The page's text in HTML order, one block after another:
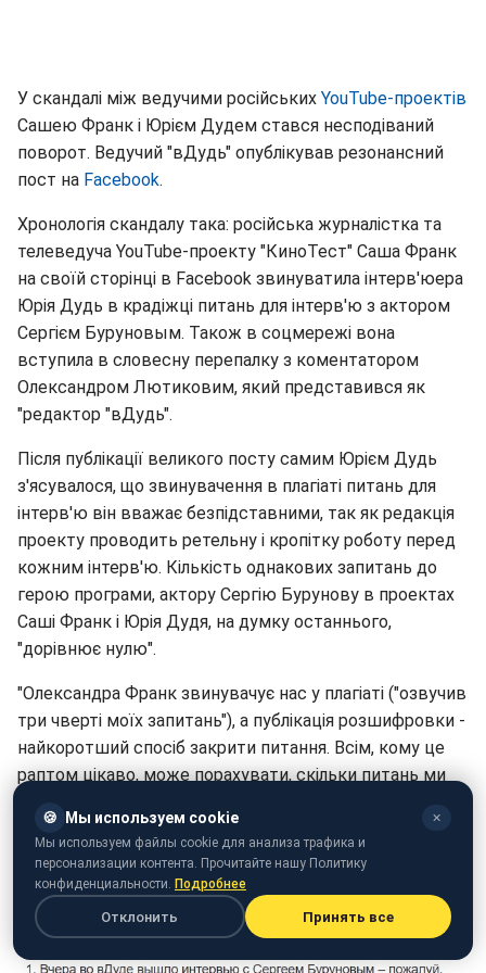
У скандалі між ведучими російських YouTube-проектів
Сашею Франк і Юрієм Дудем стався несподіваний
поворот. Ведучий "вДудь" опублікував резонансний
пост на Facebook.
Хронологія скандалу така: російська журналістка та
телеведуча YouTube-проекту "КиноТест" Саша Франк
на своїй сторінці в Facebook звинуватила інтерв'юера
Юрія Дудь в крадіжці питань для інтерв'ю з актором
Сергієм Буруновым. Також в соцмережі вона
вступила в словесну перепалку з коментатором
Олександром Лютиковим, який представився як
"редактор "вДудь".
Після публікації великого посту самим Юрієм Дудь
з'ясувалося, що звинувачення в плагіаті питань для
інтерв'ю він вважає безпідставними, так як редакція
проекту проводить ретельну і кропітку роботу перед
кожним інтерв'ю. Кількість однакових запитань до
герою програми, актору Сергію Бурунову в проектах
Саші Франк і Юрія Дудя, на думку останнього,
"дорівнює нулю".
"Олександра Франк звинувачує нас у плагіаті ("озвучив
три чверті моїх запитань"), а публікація розшифровки -
найкоротший спосіб закрити питання. Всім, кому це
раптом цікаво, може порахувати, скільки питань ми
Що означає "дивно однаково відчути натуру героя і
сказати про це одними і тими ж словами", я не дуже
розумію", - написав блогер на своїй сторінці.
🍪 Мы используем cookie ✕
Мы используем файлы cookie для анализа трафика и
персонализации контента. Прочитайте нашу Политику
конфиденциальности. Подробнее
Отклонить Принять все